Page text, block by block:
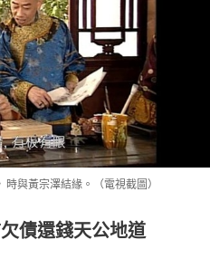
與黃宗澤結緣。（電視截圖）
債還錢天公地道